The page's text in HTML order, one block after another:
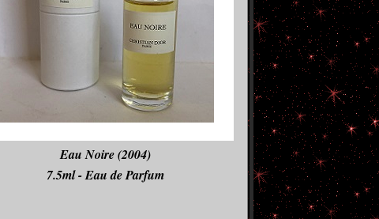
Eau Noire (2004)
7.5ml - Eau de Parfum